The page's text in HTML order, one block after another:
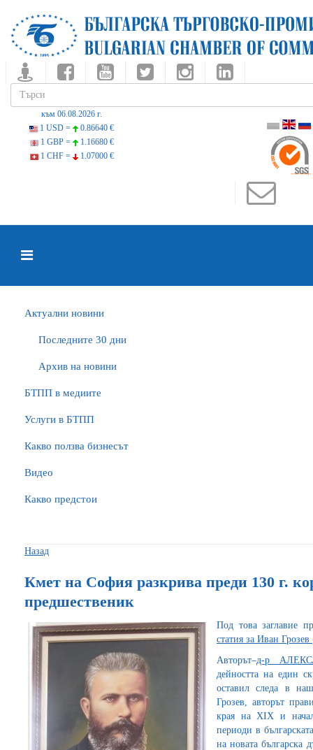
към 06.08.2026 г.
1 USD =
0.86640 €
1 GBP =
1.16680 €
1 CHF =
1.07000 €
Актуални новини
Последните 30 дни
Архив на новини
БTПП в медиите
Услуги в БТПП
Какво ползва бизнесът
Видео
Какво предстои
Назад
Кмет на София разкрива преди 130 г.
предшественик
Под това заглавие
статия за Иван Грозев
Авторът–д-р
дейността на един
оставил следа в
Грозев, авторът
края на XIX и
периоди в
на новата българска